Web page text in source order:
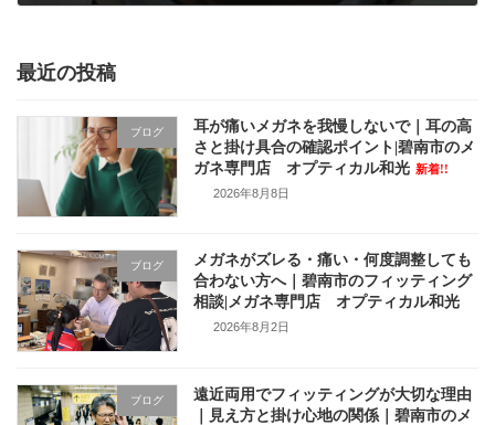
最近の投稿
ブログ
耳が痛いメガネを我慢しないで｜耳の高
さと掛け具合の確認ポイント|碧南市のメ
ガネ専門店 オプティカル和光 新着!!
2026年8月8日
ブログ
メガネがズレる・痛い・何度調整しても
合わない方へ｜碧南市のフィッティング
相談|メガネ専門店 オプティカル和光
2026年8月2日
ブログ
遠近両用でフィッティングが大切な理由
｜見え方と掛け心地の関係｜碧南市のメ